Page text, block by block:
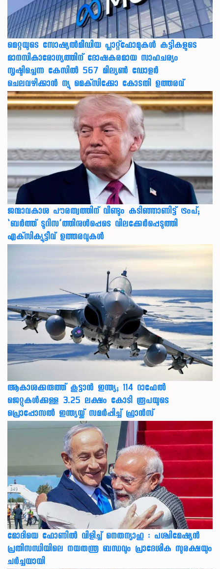
മെറ്റയുടെ സോഷ്യല്‍മീഡിയ പ്ലാറ്റ്‌ഫോമുകള്‍ കുട്ടികളുടെ
മാനസികാരോഗ്യത്തിന് ദോഷകരമായ സാഹചര്യം
സൃഷ്ടിച്ചെന്ന കേസില്‍ 567 മില്യണ്‍ ഡോളര്‍
ചെലവഴിക്കാന്‍ ന്യൂ മെക്‌സിക്കോ കോടതി ഉത്തരവ്
ജന്മാവകാശ പൗരത്വത്തിന് വീണ്ടും കടിഞ്ഞാണിട്ട് ട്രംപ്;
‘ബര്‍ത്ത് ടൂറിസ’ത്തിനുള്‍പ്പെടെ വിലക്കേര്‍പ്പെടുത്തി
എക്‌സിക്യൂട്ടീവ് ഉത്തരവുകള്‍
ആകാശക്കരുത്ത് കൂട്ടാൻ ഇന്ത്യ; 114 റാഫേൽ
ജെറ്റുകൾക്കുള്ള 3.25 ലക്ഷം കോടി രൂപയുടെ
പ്രൊപ്പോസൽ ഇന്ത്യയ്ക്ക് സമർപ്പിച്ച് ഫ്രാൻസ്
മോദിയെ ഫോണിൽ വിളിച്ച് നെതന്യാഹു : പശ്ചിമേഷ്യൻ
പ്രതിസന്ധിയിലെ നയതന്ത്ര ബന്ധവും പ്രാദേശിക സുരക്ഷയും
ചർച്ചയായി